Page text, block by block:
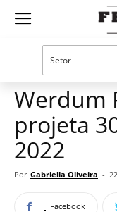
Guia
Mercado de franquias
Werdum
projeta
2022
Por Gabriella Oliveira -
Facebook